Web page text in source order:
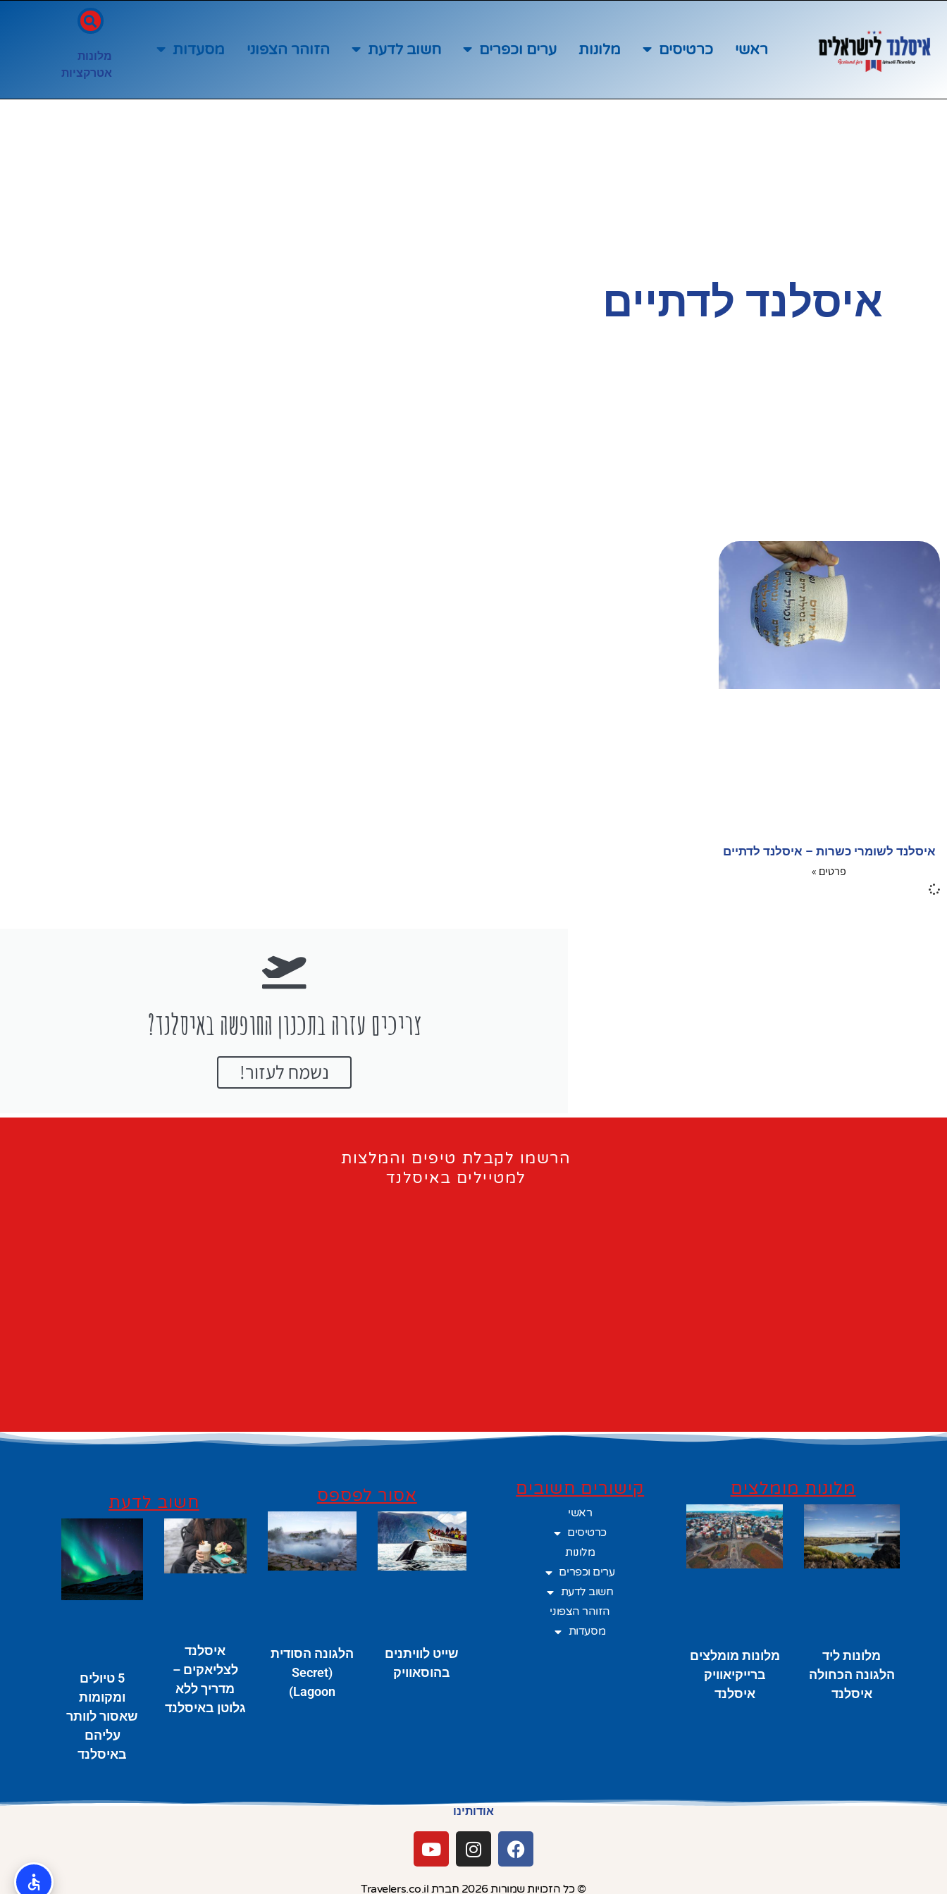
ראשי כרטיסים מלונות ערים וכפרים חשוב לדעת הזוהר הצפוני מסעדות
מלונות
אטרקציות
איסלנד לדתיים
איסלנד לשומרי כשרות – איסלנד לדתיים
פרטים »
צריכים עזרה בתכנון החופשה באיסלנד?
נשמח לעזור!
הרשמו לקבלת טיפים והמלצות
למטיילים באיסלנד
מלונות מומלצים
מלונות ליד
הלגונה הכחולה
איסלנד
מלונות מומלצים
ברייקיאוויק
איסלנד
קישורים חשובים
ראשי
כרטיסים
מלונות
ערים וכפרים
חשוב לדעת
הזוהר הצפוני
מסעדות
אסור לפספס
שייט לוויתנים
בהוסאוויק
הלגונה הסודית
(Secret
Lagoon)
חשוב לדעת
איסלנד
לצליאקים –
מדריך ללא
גלוטן באיסלנד
5 טיולים
ומקומות
שאסור לוותר
עליהם
באיסלנד
אודותינו
© כל הזכויות שמורות 2026 חברת Travelers.co.il